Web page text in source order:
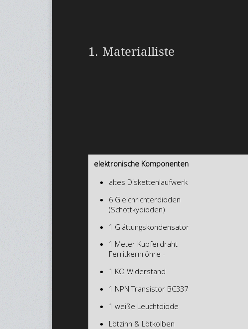
1. Materialliste
elektronische Komponenten
altes Diskettenlaufwerk
6 Gleichrichterdioden
(Schottkydioden)
1 Glättungskondensator
1 Meter Kupferdraht
Ferritkernröhre -
1 KΩ Widerstand
1 NPN Transistor BC337
1 weiße Leuchtdiode
Lötzinn & Lötkolben